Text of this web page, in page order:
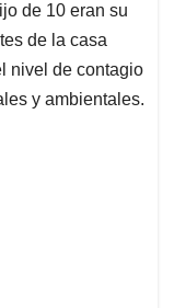
de 10 eran su
de la casa
nivel de contagio
y ambientales.